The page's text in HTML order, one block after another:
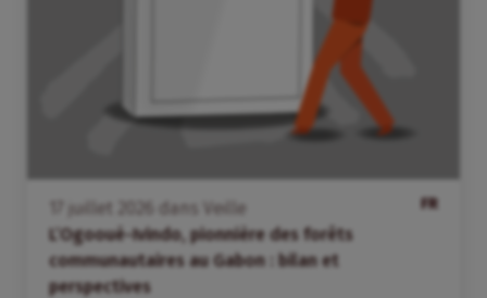
FR
juillet dans
Veille
L’Ogooué-Ivindo, pionnière des forêts
communautaires au Gabon : bilan et
perspectives